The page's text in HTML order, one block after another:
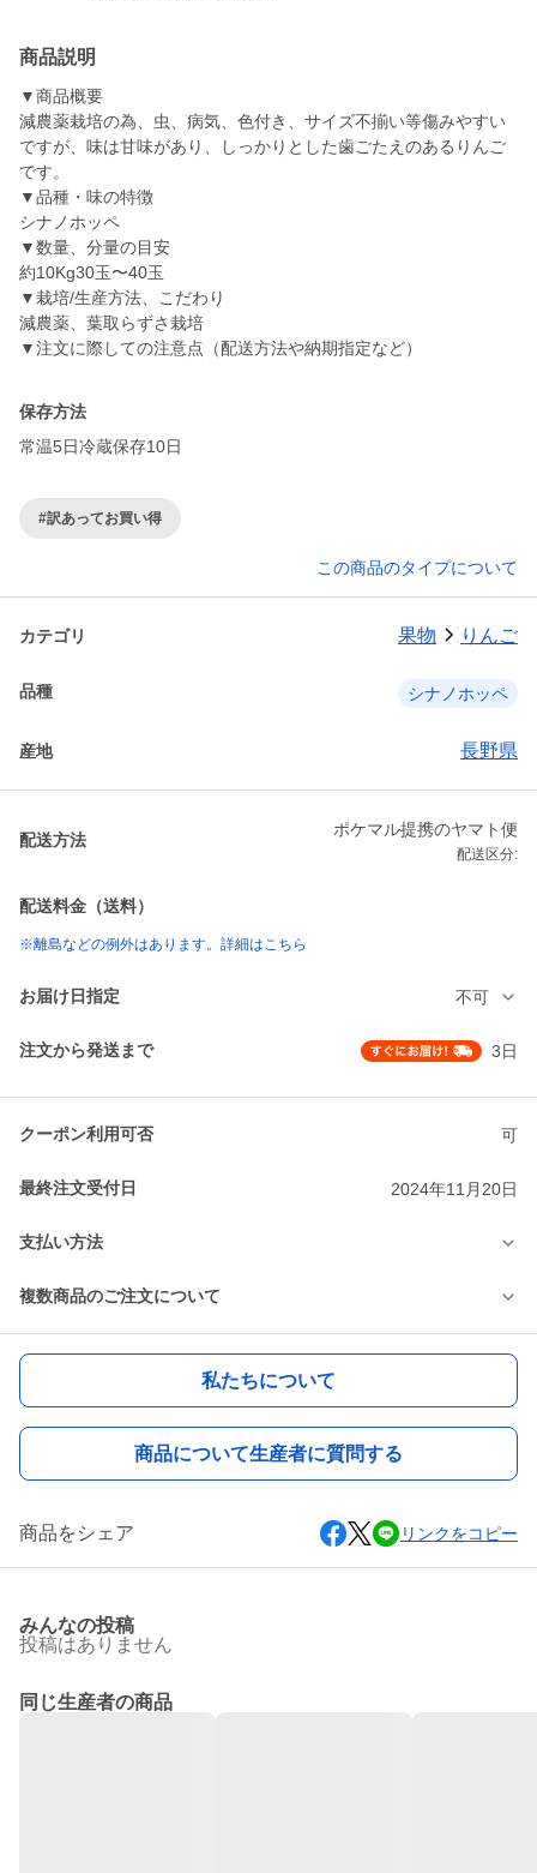
商品説明
▼商品概要
減農薬栽培の為、虫、病気、色付き、サイズ不揃い等傷みやすい
ですが、味は甘味があり、しっかりとした歯ごたえのあるりんご
です。
▼品種・味の特徴
シナノホッペ
▼数量、分量の目安
約10Kg30玉〜40玉
▼栽培/生産方法、こだわり
減農薬、葉取らずさ栽培
▼注文に際しての注意点（配送方法や納期指定など）
保存方法
常温5日冷蔵保存10日
#訳あってお買い得
この商品のタイプについて
カテゴリ 果物 りんご
品種 シナノホッペ
産地 長野県
配送方法
ポケマル提携のヤマト便
配送区分:
配送料金（送料）
※離島などの例外はあります。詳細はこちら
お届け日指定 不可
注文から発送まで 3日
クーポン利用可否 可
最終注文受付日 2024年11月20日
支払い方法
複数商品のご注文について
私たちについて
商品について生産者に質問する
商品をシェア リンクをコピー
みんなの投稿
投稿はありません
同じ生産者の商品